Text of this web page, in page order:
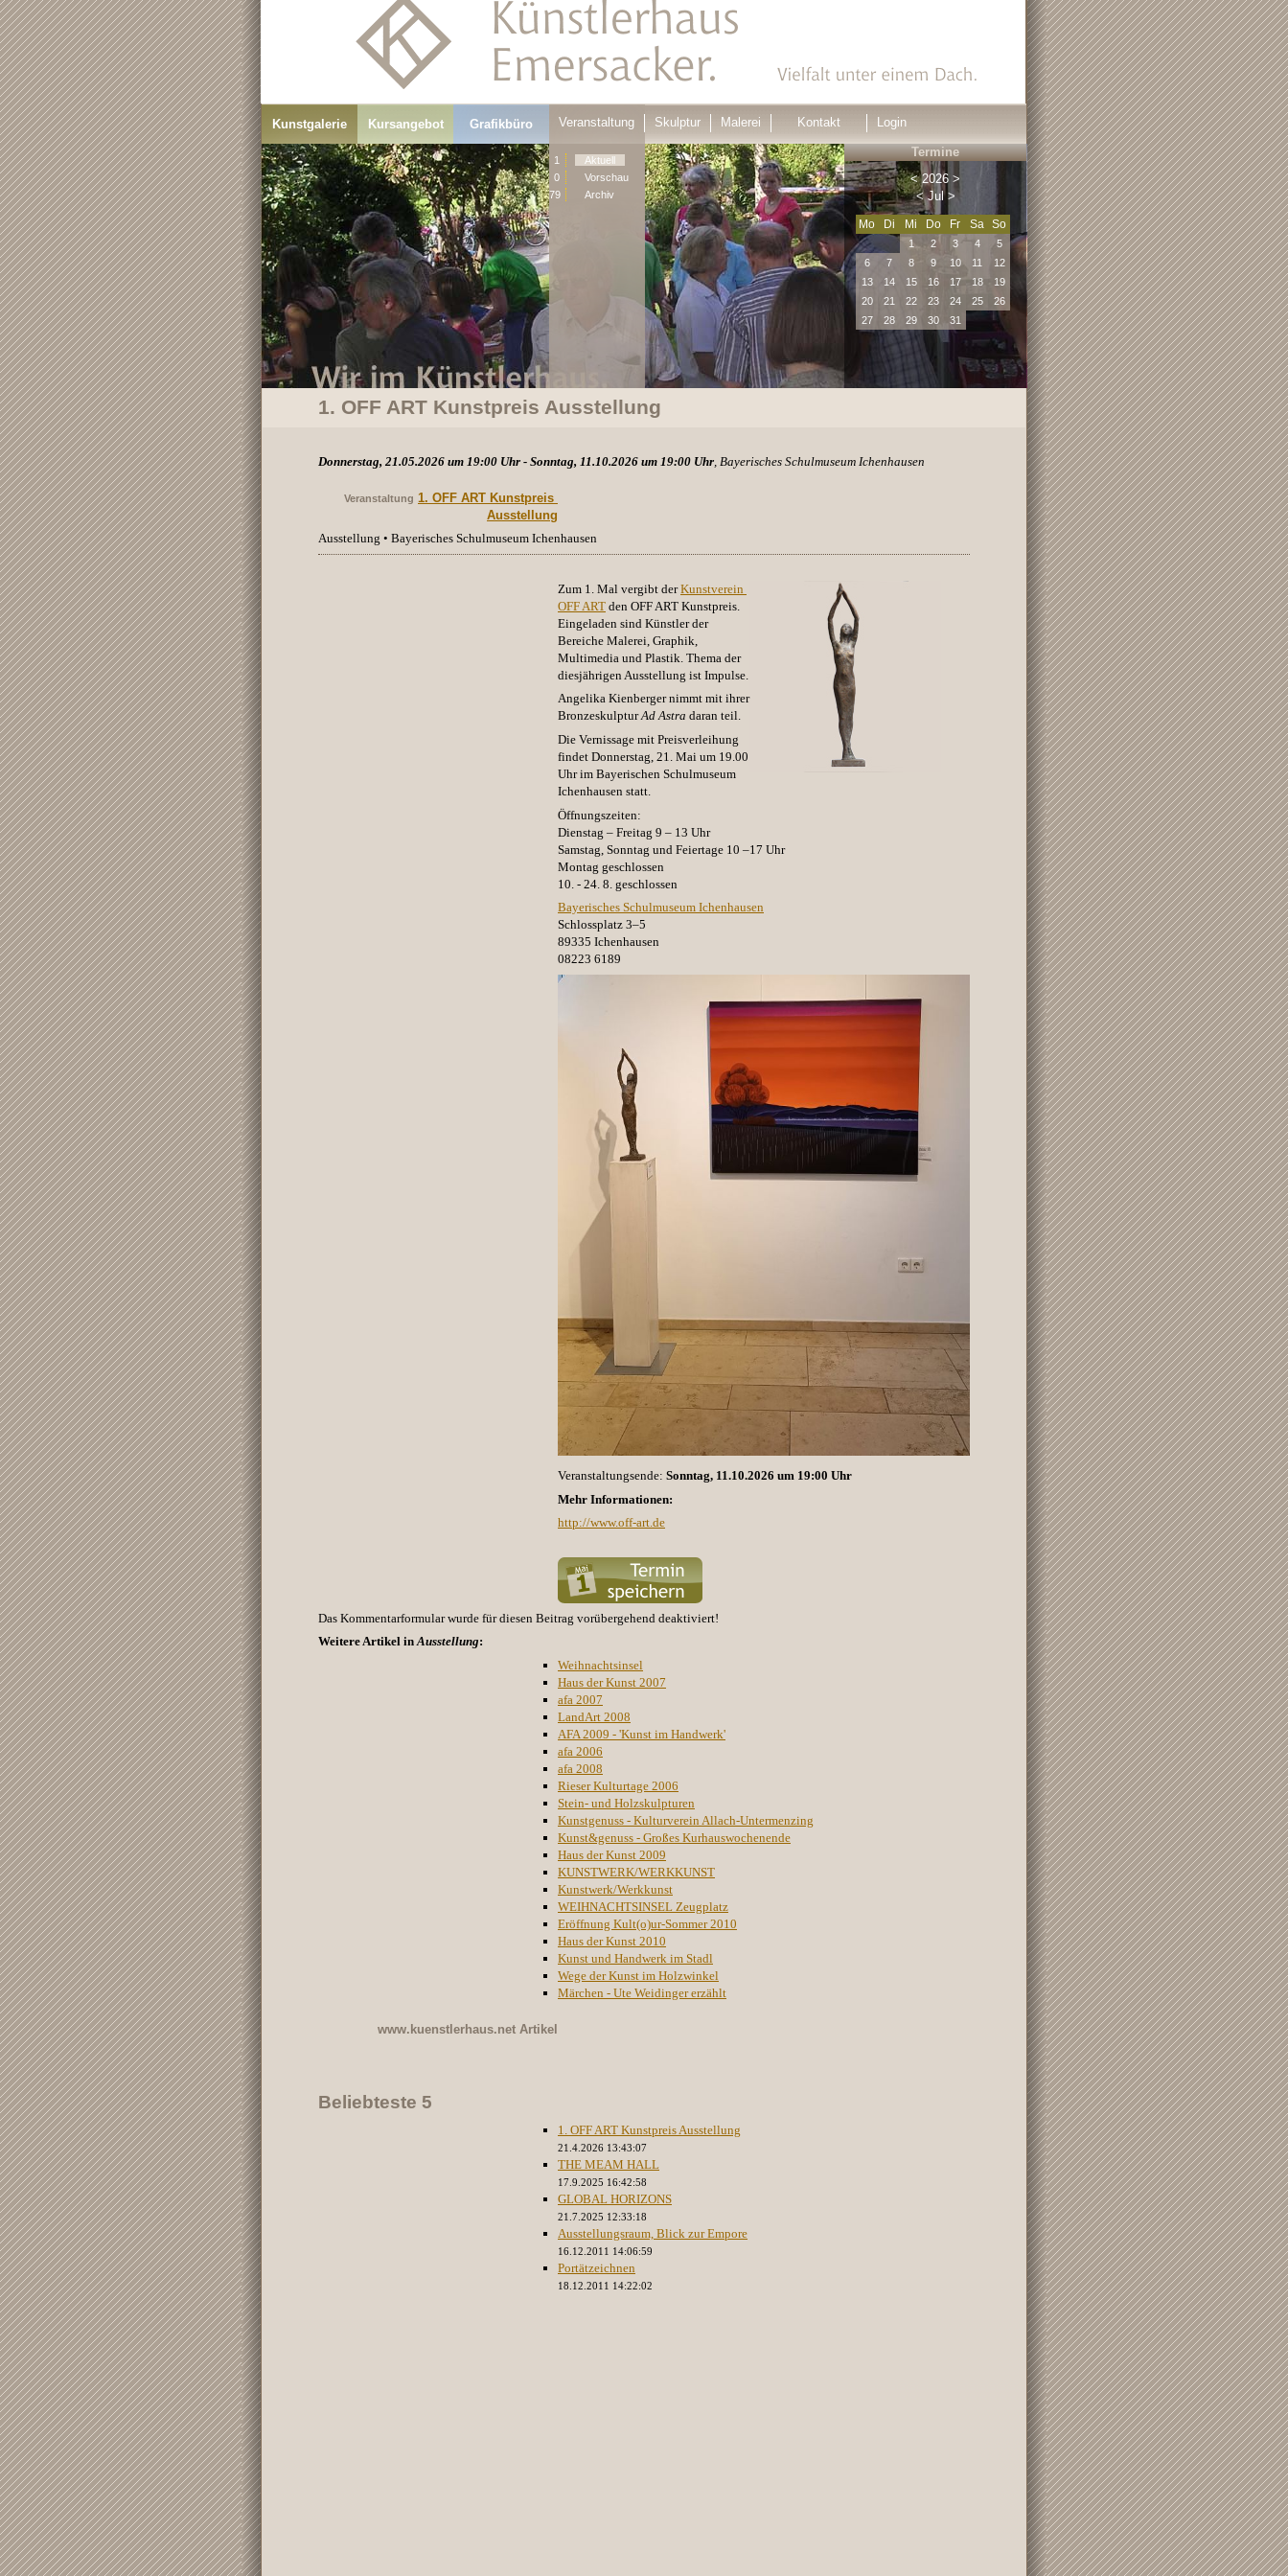
1. OFF ART Kunstpreis Ausstellung
Donnerstag, 21.05.2026 um 19:00 Uhr - Sonntag, 11.10.2026 um 19:00 Uhr , Bayerisches Schulmuseum Ichenhausen
Veranstaltung 1. OFF ART Kunstpreis
Ausstellung
Ausstellung • Bayerisches Schulmuseum Ichenhausen
Zum 1. Mal vergibt derKunstverein
OFF ART den OFF ART Kunstpreis.
Eingeladen sind Künstler der
Bereiche Malerei , Graphik,
Multimedia und Plastik. Thema der
diesjährigen Ausstellung ist Impulse.
Angelika Kienbergernimmt mit ihrer
BronzeskulpturAd Astra daran teil.
Die Vernissage mit Preisverleihung
findet Donnerstag, 21. Mai um 19.00
Uhr im Bayerischen Schulmuseum
Ichenhausen statt.
Öffnungszeiten:
Dienstag – Freitag 9 – 13 Uhr
Samstag, Sonntag und Feiertage 10 –17 Uhr
Montag geschlossen
10. - 24. 8. geschlossen
Bayerisches Schulmuseum Ichenhausen
Schlossplatz 3–5
89335 Ichenhausen
08223 6189
Veranstaltungsende: Sonntag, 11.10.2026 um 19:00 Uhr
Mehr Informationen:
http://www.off-art.de
Das Kommentarformular wurde für diesen Beitrag vorübergehend deaktiviert!
Weitere Artikel inAusstellung:
Weihnachtsinsel
Haus der Kunst 2007
afa 2007
LandArt 2008
AFA 2009 - 'Kunst im Handwerk'
afa 2006
afa 2008
Rieser Kulturtage 2006
Stein- und Holzskulpturen
Kunstgenuss - Kulturverein Allach-Untermenzing
Kunst&genuss - Großes Kurhauswochenende
Haus der Kunst 2009
KUNSTWERK/WERKKUNST
Kunstwerk/Werkkunst
WEIHNACHTSINSEL Zeugplatz
Eröffnung Kult(o)ur-Sommer 2010
Haus der Kunst 2010
Kunst und Handwerk im Stadl
Wege der Kunst im Holzwinkel
Märchen - Ute Weidinger erzählt
Termine
< 2026 >
< Jul >
Mo Di Mi Do Fr Sa So
1 2 3 4
5
6
7 8 9 10 11
12
13
14 15 16 17 18
19
20
21 22 23 24 25
26
27
28 29 30 31
www.kuenstlerhaus.net Artikel
Beliebteste 5
1. OFF ART Kunstpreis Ausstellung
21.4.2026 13:43:07
THE MEAM HALL
17.9.2025 16:42:58
GLOBAL HORIZONS
21.7.2025 12:33:18
Ausstellungsraum, Blick zur Empore
16.12.2011 14:06:59
Portätzeichnen
18.12.2011 14:22:02
Kunstgalerie Kursangebot Grafikbüro Veranstaltung
1
Aktuell
0
Vorschau
79
Archiv
Skulptur Malerei Kontakt Login